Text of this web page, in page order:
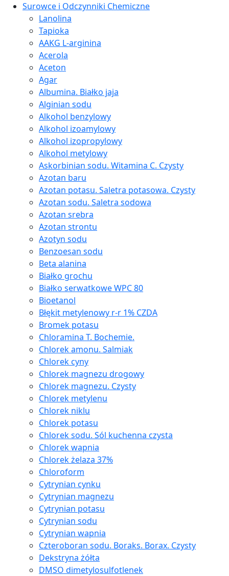
Surowce i Odczynniki Chemiczne
Lanolina
Tapioka
AAKG L-arginina
Acerola
Aceton
Agar
Albumina. Białko jaja
Alginian sodu
Alkohol benzylowy
Alkohol izoamylowy
Alkohol izopropylowy
Alkohol metylowy
Askorbinian sodu. Witamina C. Czysty
Azotan baru
Azotan potasu. Saletra potasowa. Czysty
Azotan sodu. Saletra sodowa
Azotan srebra
Azotan strontu
Azotyn sodu
Benzoesan sodu
Beta alanina
Białko grochu
Białko serwatkowe WPC 80
Bioetanol
Błękit metylenowy r-r 1% CZDA
Bromek potasu
Chloramina T. Bochemie.
Chlorek amonu. Salmiak
Chlorek cyny
Chlorek magnezu drogowy
Chlorek magnezu. Czysty
Chlorek metylenu
Chlorek niklu
Chlorek potasu
Chlorek sodu. Sól kuchenna czysta
Chlorek wapnia
Chlorek żelaza 37%
Chloroform
Cytrynian cynku
Cytrynian magnezu
Cytrynian potasu
Cytrynian sodu
Cytrynian wapnia
Czteroboran sodu. Boraks. Borax. Czysty
Dekstryna żółta
DMSO dimetylosulfotlenek